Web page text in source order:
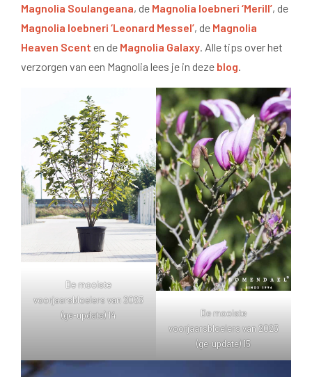
Magnolia Soulangeana, de Magnolia loebneri ‘Merill’, de
Magnolia loebneri ‘Leonard Messel’, de Magnolia
Heaven Scent en de Magnolia Galaxy. Alle tips over het
verzorgen van een Magnolia lees je in deze blog.
De mooiste
voorjaarsbloeiers van 2023
(ge-update) 14
De mooiste
voorjaarsbloeiers van 2023
(ge-update) 15